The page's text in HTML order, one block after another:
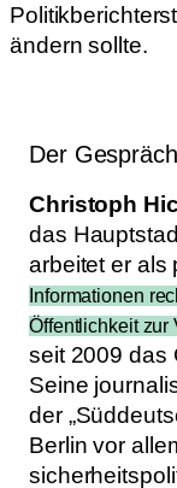
ändern sollte.
Der
Christoph
das
arbeitet er
Informationen
Öffentlichkeit
seit 2009 das
Seine
der
Berlin vor